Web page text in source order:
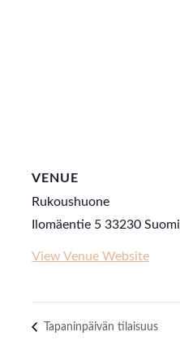
VENUE
Rukoushuone
Ilomäentie 5 33230 Suomi
View Venue Website
Tapaninpäivän tilaisuus